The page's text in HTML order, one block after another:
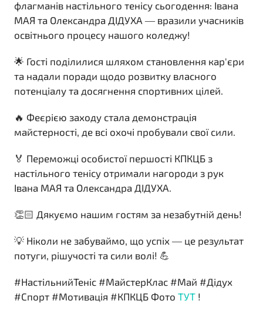
флагманів настільного тенісу сьогодення: Івана
МАЯ та Олександра ДІДУХА — вразили учасників
освітнього процесу нашого коледжу!
🌟 Гості поділилися шляхом становлення кар'єри
та надали поради щодо розвитку власного
потенціалу та досягнення спортивних цілей.
🔥 Феєрією заходу стала демонстрація
майстерності, де всі охочі пробували свої сили.
🏅 Переможці особистої першості КПКЦБ з
настільного тенісу отримали нагороди з рук
Івана МАЯ та Олександра ДІДУХА.
👏🏻 Дякуємо нашим гостям за незабутній день!
💡 Ніколи не забуваймо, що успіх — це результат
потуги, рішучості та сили волі! 💪
#НастільнийТеніс #МайстерКлас #Май #Дідух
#Спорт #Мотивація #КПКЦБ Фото ТУТ !